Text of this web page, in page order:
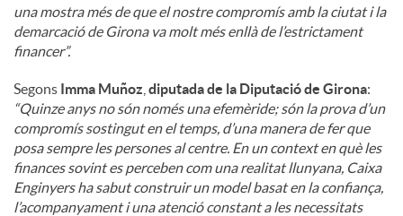
una mostra més de que el nostre compromís amb la ciutat i la
demarcació de Girona va molt més enllà de l’estrictament
financer”.
Segons Imma Muñoz diputada de la Diputació de Girona:
“Quinze anys no són només una efemèride; són la prova d’un
compromís sostingut en el temps, d’una manera de fer que
posa sempre les persones al centre. En un context en què les
finances sovint es perceben com una realitat llunyana, Caixa
Enginyers ha sabut construir un model basat en la confiança,
l’acompanyament i una atenció constant a les necessitats